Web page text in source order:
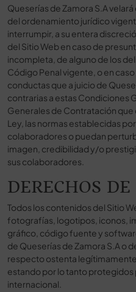
Queserías de Zamora S.A
del ordenamiento jurídico
interrumpir, a su entera
del Sitio Web en caso de
incompleta, de alguno de los
Código Penal vigente, o en
conductas que a juicio de
contrarias a estas Condiciones
Generales de Contratación que
Ley, las normas establecidas
colaboradores o puedan
imagen, credibilidad y/o
sus colaboradores.
DERECHOS
Todos los contenidos del Sitio
fotografías, logotipos, iconos,
gráfico, código fuente y
de Queserías de Zamora S.A o
respecto ostenta legítimamente
estando por lo tanto protegidos
internacional.